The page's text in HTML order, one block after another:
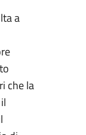
a
che la